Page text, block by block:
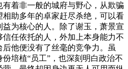
着非一般的城府与野心，从欺骗
助多年的卓家赶尽杀绝，可以看
为核心的人。除了谢玉，萧景宣
任依托的人，外加上本身能力不
他便没有了丝毫的竞争力。虽
培植“员工”，也深刻明白政治不